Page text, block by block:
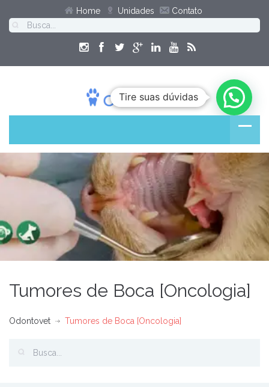
Home Unidades Contato
Tumores de Boca [Oncologia]
Odontovet Tumores de Boca [Oncologia]
Tire suas dúvidas